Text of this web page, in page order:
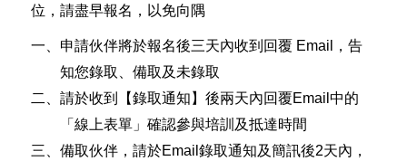
位 ，請盡早報名，以免向隅
一、申請伙伴將於報名後三天內收到回覆 Email，告
知您錄取、備取及未錄取
二、 請於收到【錄取通知】後兩天內回覆Email 中的
「線上表單」確認參與培訓及抵達時間
三、備取伙伴， 請於Email 錄取通知及簡訊後2天內，